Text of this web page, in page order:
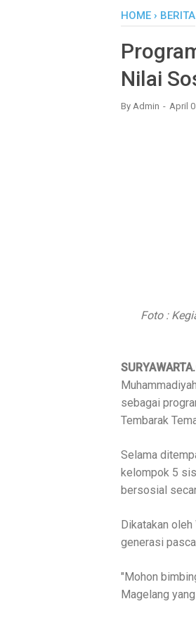
HOME › BERITA
Nilai
By Admin April
Foto :
sebagai
Tembarak
Selama
kelompok 5
bersosial
Dikatakan
generasi
"Mohon
Magelang